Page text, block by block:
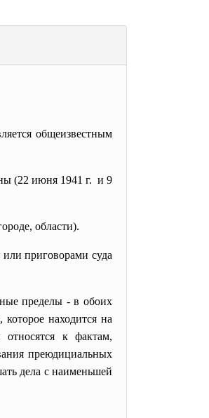
общеизвестным
(22 июня 1941 г. и 9
области).
приговорами суда
пределы - в обоих
находится на
к фактам,
преюдициальных
дела с наименьшей